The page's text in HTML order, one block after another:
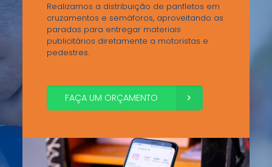
Realizamos a distribuição de panfletos em
cruzamentos e semáforos, aproveitando as
paradas para entregar materiais
publicitários diretamente a motoristas e
pedestres.
FAÇA UM ORÇAMENTO